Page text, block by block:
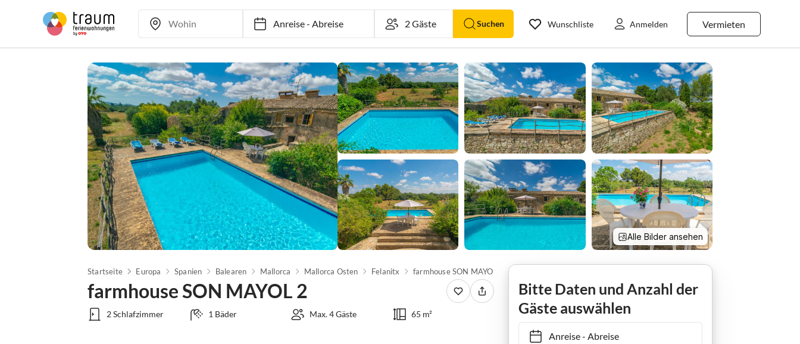
Anreise-Abreise Suchen Vermieten
Wunschliste Anmelden
Alle Bilder ansehen
Startseite Europa Spanien Balearen Mallorca Mallorca Osten Felanitx farmhouse SON MAYOL 2
farmhouse SON MAYOL 2
2 Schlafzimmer 1 Bäder Max. 4 Gäste 65 m²
Bitte Daten und Anzahl der
Gäste auswählen
Anreise- Abreise